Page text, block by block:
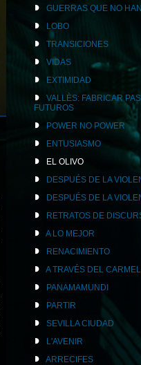
GUERRAS QUE NO
LOBO
TRANSICIONES
VIDAS
EXTIMIDAD
VALLÈS: FABRICAR
FUTUROS
POWER NO POWER
ENTUSIASMO
EL OLIVO
DESPUÉS DE LA
DESPUÉS DE LA
RETRATOS DE
A LO MEJOR
RENACIMIENTO
A TRAVÉS DEL CARMEL
PANAMAMUNDI
PARTIR
SEVILLA CIUDAD
L'AVENIR
ARRECIFES